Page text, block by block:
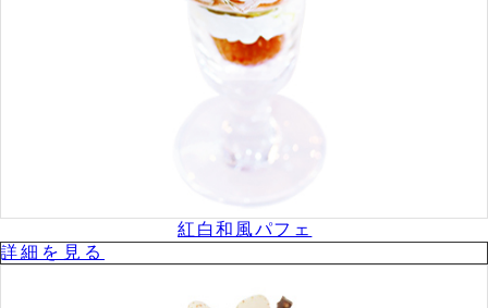
紅白和風パフェ
詳細を⾒る